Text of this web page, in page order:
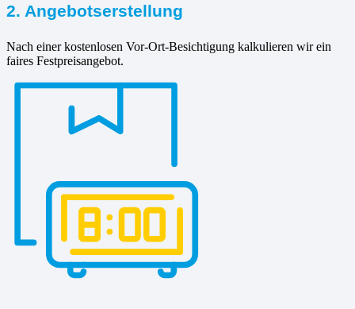
2. Angebotserstellung
Nach einer kostenlosen Vor-Ort-Besichtigung kalkulieren wir ein
faires Festpreisangebot.